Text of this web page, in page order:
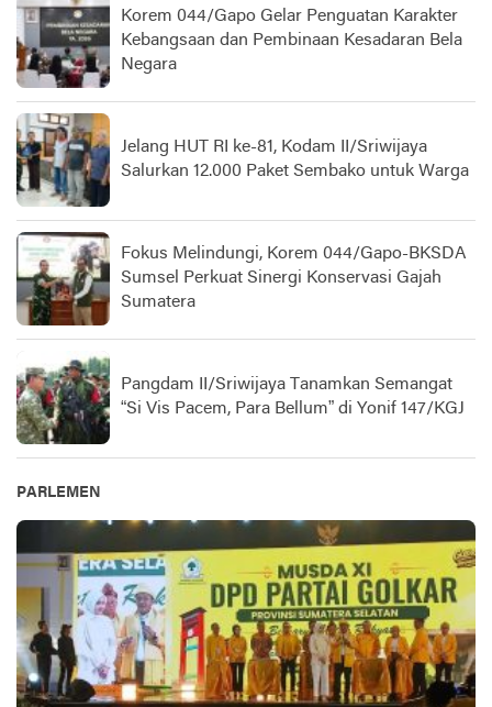
Korem 044/Gapo Gelar Penguatan Karakter
Kebangsaan dan Pembinaan Kesadaran Bela
Negara
Jelang HUT RI ke-81, Kodam II/Sriwijaya
Salurkan 12.000 Paket Sembako untuk Warga
Fokus Melindungi, Korem 044/Gapo-BKSDA
Sumsel Perkuat Sinergi Konservasi Gajah
Sumatera
Pangdam II/Sriwijaya Tanamkan Semangat
“Si Vis Pacem, Para Bellum” di Yonif 147/KGJ
PARLEMEN